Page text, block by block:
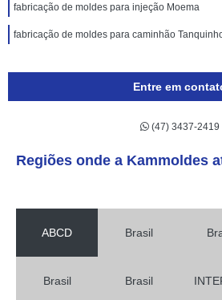
fabricação de moldes para injeção Moema
fabricação de moldes para caminhão
Entre em
(47) 3437-2419
Regiões onde a Kammoldes
ABCD Brasil
Brasil Brasil